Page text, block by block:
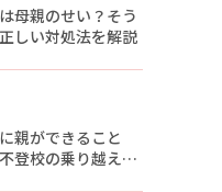
母親のせい？そう
しい対処法を解説
親ができること
登校の乗り越え方